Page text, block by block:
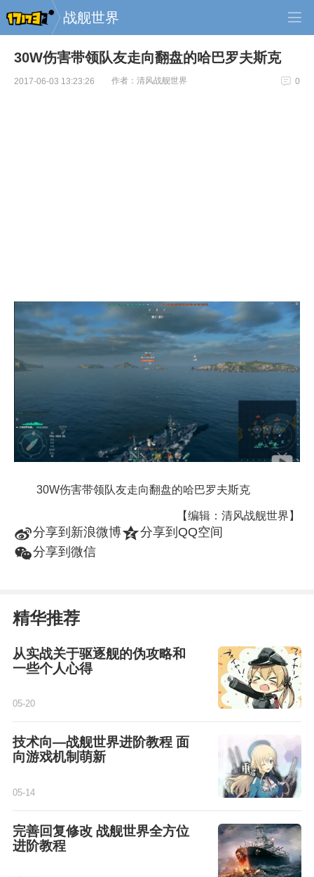
战舰世界
30W伤害带领队友走向翻盘的哈巴罗夫斯克
2017-06-03 13:23:26 作者：清风战舰世界 0
30W伤害带领队友走向翻盘的哈巴罗夫斯克
【编辑：清风战舰世界】
t分享到新浪微博z分享到QQ空间
w分享到微信
精华推荐
从实战关于驱逐舰的伪攻略和
一些个人心得
05-20
技术向—战舰世界进阶教程 面
向游戏机制萌新
05-14
完善回复修改 战舰世界全方位
进阶教程